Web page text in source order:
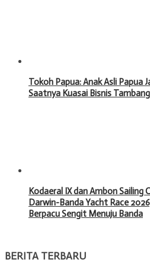
Tokoh Papua: Anak Asli Papua
Saatnya Kuasai Bisnis
Kodaeral IX dan Ambon Sailing
Darwin-Banda Yacht Race
Berpacu Sengit Menuju Banda
BERITA TERBARU